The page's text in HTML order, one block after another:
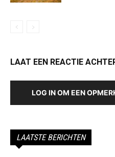
LAAT EEN REACTIE
LOG IN OM EEN
LAATSTE BERICHTEN